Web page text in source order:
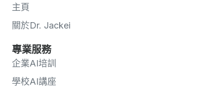
主頁
關於Dr. Jackei
專業服務
企業AI培訓
學校AI講座